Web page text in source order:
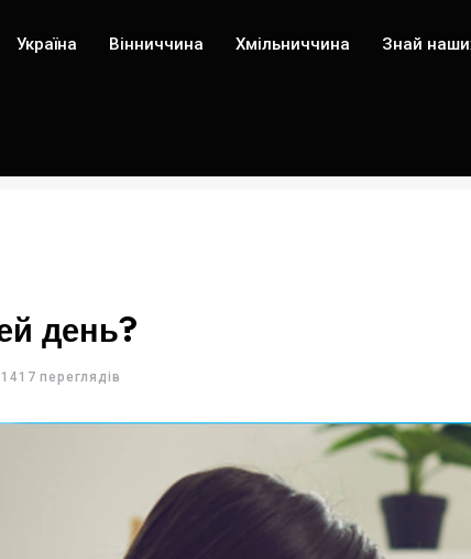
Україна Вінниччина Хмільниччина Знай
день?
1417 переглядів